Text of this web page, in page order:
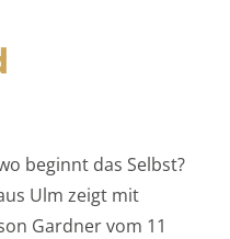
beginnt das Selbst?
Ulm zeigt mit
Gardner vom 11